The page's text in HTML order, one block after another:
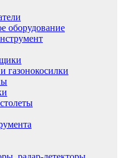
оборудование
газонокосилки